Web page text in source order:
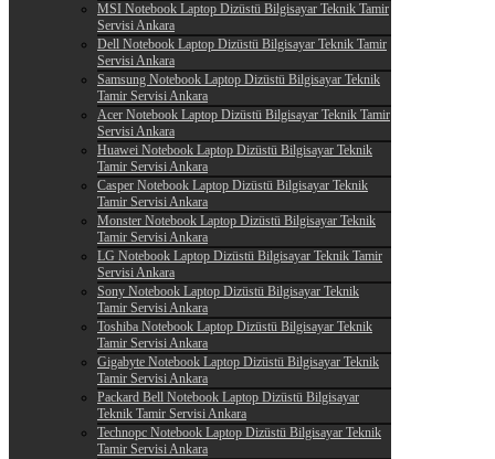
MSI Notebook Laptop Dizüstü Bilgisayar Teknik Tamir
Servisi Ankara
Dell Notebook Laptop Dizüstü Bilgisayar Teknik Tamir
Servisi Ankara
Samsung Notebook Laptop Dizüstü Bilgisayar Teknik
Tamir Servisi Ankara
Acer Notebook Laptop Dizüstü Bilgisayar Teknik Tamir
Servisi Ankara
Huawei Notebook Laptop Dizüstü Bilgisayar Teknik
Tamir Servisi Ankara
Casper Notebook Laptop Dizüstü Bilgisayar Teknik
Tamir Servisi Ankara
Monster Notebook Laptop Dizüstü Bilgisayar Teknik
Tamir Servisi Ankara
LG Notebook Laptop Dizüstü Bilgisayar Teknik Tamir
Servisi Ankara
Sony Notebook Laptop Dizüstü Bilgisayar Teknik
Tamir Servisi Ankara
Toshiba Notebook Laptop Dizüstü Bilgisayar Teknik
Tamir Servisi Ankara
Gigabyte Notebook Laptop Dizüstü Bilgisayar Teknik
Tamir Servisi Ankara
Packard Bell Notebook Laptop Dizüstü Bilgisayar
Teknik Tamir Servisi Ankara
Technopc Notebook Laptop Dizüstü Bilgisayar Teknik
Tamir Servisi Ankara